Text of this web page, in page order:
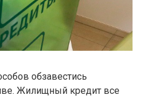
обзавестись
Жилищный кредит все